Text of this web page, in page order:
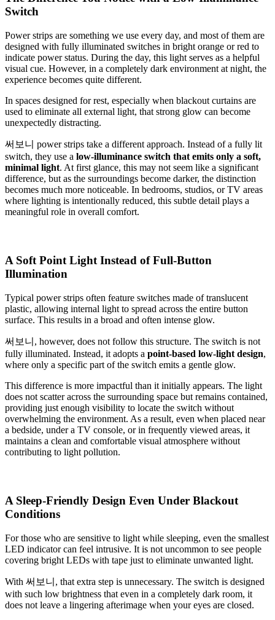
Switch
Power strips are something we use every day, and most of them are
designed with fully illuminated switches in bright orange or red to
indicate power status. During the day, this light serves as a helpful
visual cue. However, in a completely dark environment at night, the
experience becomes quite different.
In spaces designed for rest, especially when blackout curtains are
used to eliminate all external light, that strong glow can become
unexpectedly distracting.
써보니 power strips take a different approach. Instead of a fully lit
switch, they use a low-illuminance switch that emits only a soft,
minimal light. At first glance, this may not seem like a significant
difference, but as the surroundings become darker, the distinction
becomes much more noticeable. In bedrooms, studios, or TV areas
where lighting is intentionally reduced, this subtle detail plays a
meaningful role in overall comfort.
A Soft Point Light Instead of Full-Button
Illumination
Typical power strips often feature switches made of translucent
plastic, allowing internal light to spread across the entire button
surface. This results in a broad and often intense glow.
써보니, however, does not follow this structure. The switch is not
fully illuminated. Instead, it adopts a point-based low-light design,
where only a specific part of the switch emits a gentle glow.
This difference is more impactful than it initially appears. The light
does not scatter across the surrounding space but remains contained,
providing just enough visibility to locate the switch without
overwhelming the environment. As a result, even when placed near
a bedside, under a TV console, or in frequently viewed areas, it
maintains a clean and comfortable visual atmosphere without
contributing to light pollution.
A Sleep-Friendly Design Even Under Blackout
Conditions
For those who are sensitive to light while sleeping, even the smallest
LED indicator can feel intrusive. It is not uncommon to see people
covering bright LEDs with tape just to eliminate unwanted light.
With 써보니, that extra step is unnecessary. The switch is designed
with such low brightness that even in a completely dark room, it
does not leave a lingering afterimage when your eyes are closed.